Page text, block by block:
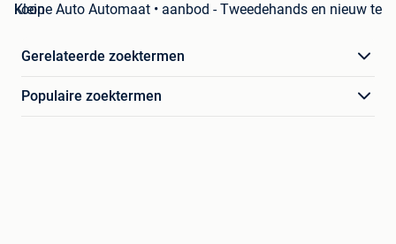
Kleine Auto Automaat • aanbod - Tweedehands en nieuw te koop
Gerelateerde zoektermen
Populaire zoektermen